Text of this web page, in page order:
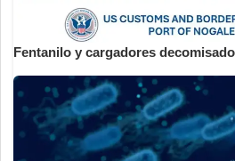
Fentanilo y cargadores